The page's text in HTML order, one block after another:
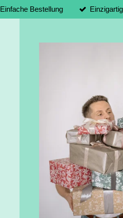
Einfache Bestellung